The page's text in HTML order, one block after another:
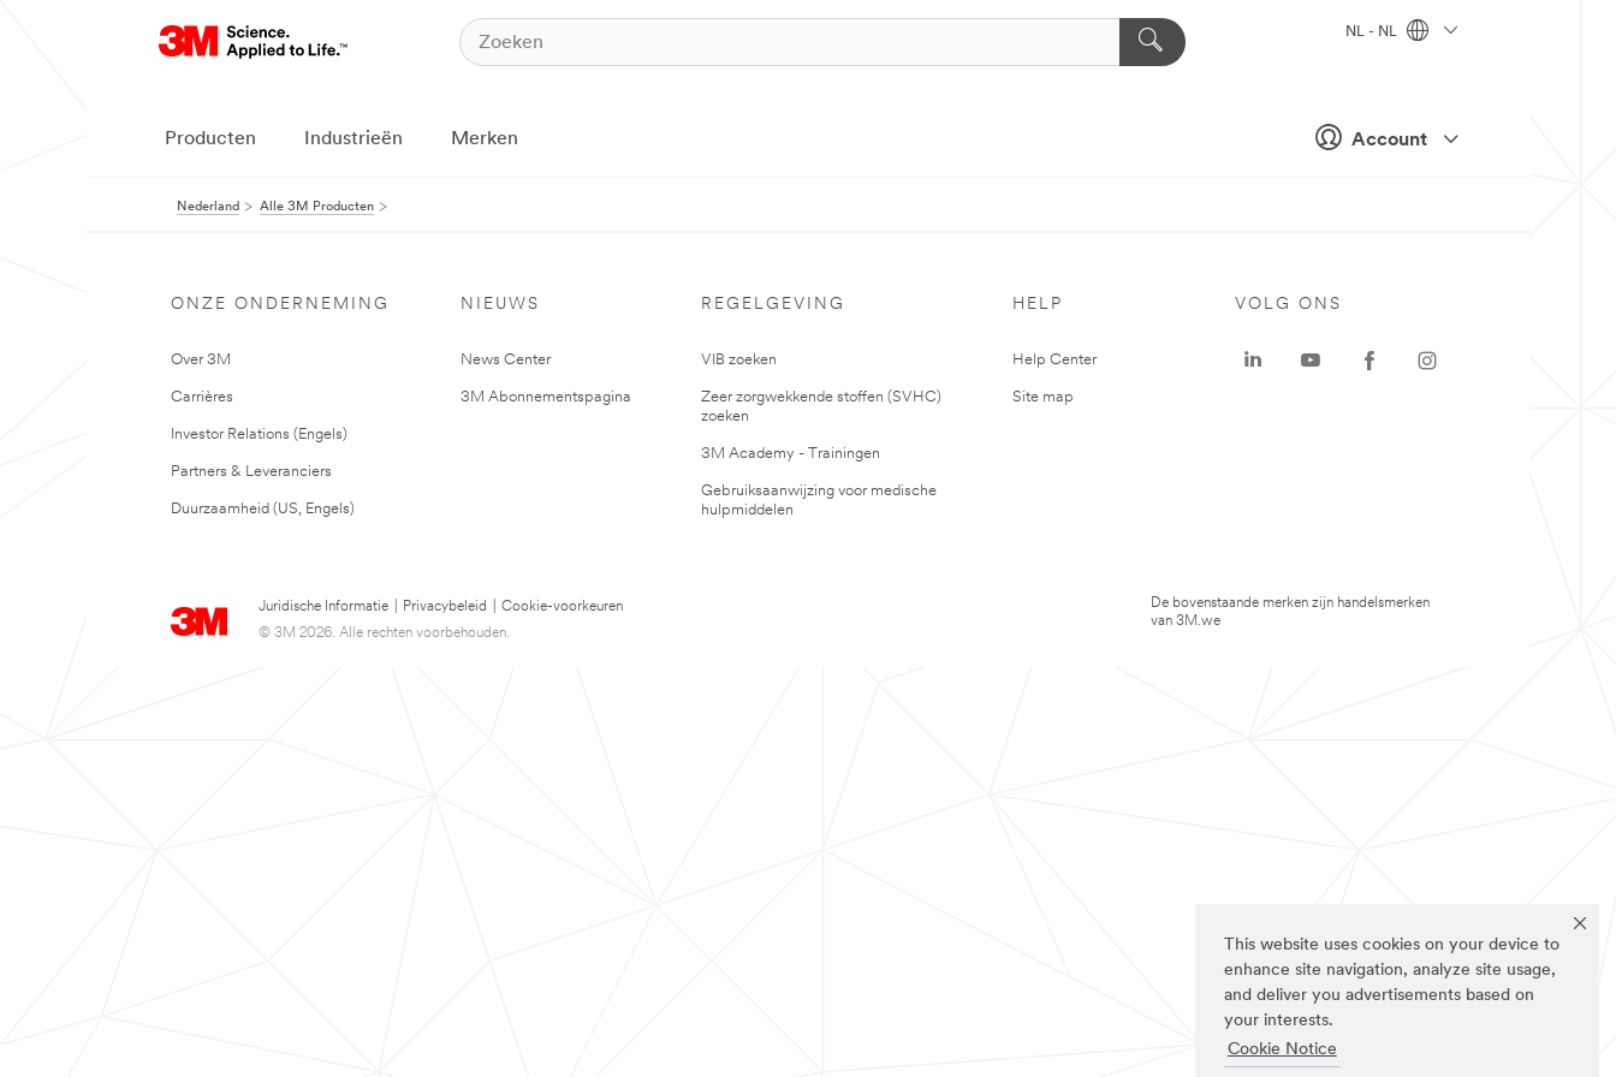
This website uses cookies on your device to
enhance site navigation, analyze site usage,
and deliver you advertisements based on
your interests.
Cookie Notice
Account
NL - NL
Producten Industrieën Merken
Nederland Alle 3M Producten
ONZE ONDERNEMING
Over 3M
Carrières
Investor Relations (Engels)
Partners & Leveranciers
Duurzaamheid (US, Engels)
NIEUWS
News Center
3M Abonnementspagina
REGELGEVING
VIB zoeken
Zeer zorgwekkende stoffen (SVHC)
zoeken
3M Academy - Trainingen
Gebruiksaanwijzing voor medische
hulpmiddelen
HELP
Help Center
Site map
Juridische Informatie Privacybeleid
Cookie-voorkeuren
© 3M 2026. Alle rechten voorbehouden.
VOLG ONS
De bovenstaande merken zijn handelsmerken
van 3M.we